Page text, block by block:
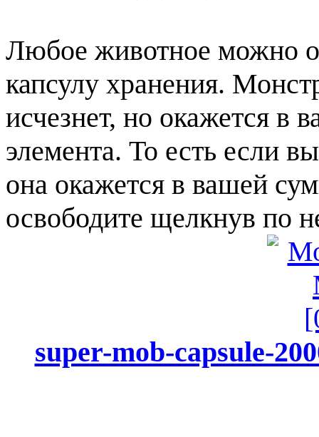
Любое животное можно
капсулу хранения.
исчезнет, но окажется в
элемента. То есть если
она окажется в вашей
освободите щелкнув по
super-mob-capsule-